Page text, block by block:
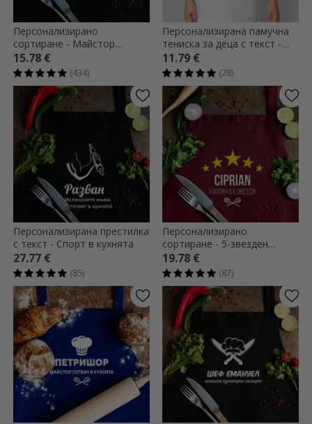
Персонализирано
сортиране - Майстор
готвач
15.78 €
(434)
Персонализирана памучна
тениска за деца с текст -
Абитуриент
11.79 €
(28)
Персонализирана престилка
с текст - Спорт в кухнята
27.77 €
(85)
Персонализирано
сортиране - 5-звезден
готвач
19.78 €
(87)